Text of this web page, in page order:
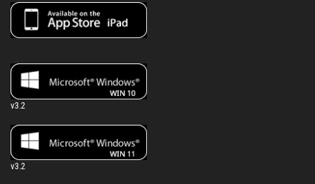
v3.2
v3.2